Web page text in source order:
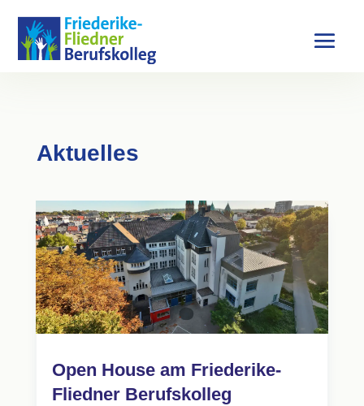
Aktuelles
Open House am Friederike-
Fliedner Berufskolleg